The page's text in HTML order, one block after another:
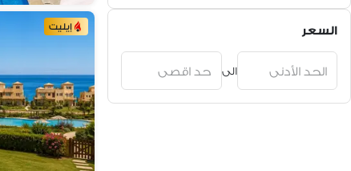
الغربية (
27
)
الشرقية
الدقهلية (
10
)
القليوبية (
4
)
المنوفية (
3
)
السعر
الى
إيليت